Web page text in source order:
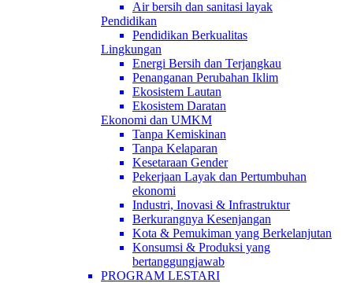
Air bersih dan sanitasi layak
Pendidikan
Pendidikan Berkualitas
Lingkungan
Energi Bersih dan Terjangkau
Penanganan Perubahan Iklim
Ekosistem Lautan
Ekosistem Daratan
Ekonomi dan UMKM
Tanpa Kemiskinan
Tanpa Kelaparan
Kesetaraan Gender
Pekerjaan Layak dan Pertumbuhan
ekonomi
Industri, Inovasi & Infrastruktur
Berkurangnya Kesenjangan
Kota & Pemukiman yang Berkelanjutan
Konsumsi & Produksi yang
bertanggungjawab
PROGRAM LESTARI